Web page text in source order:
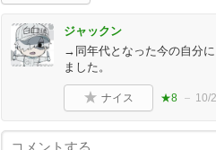
ジャックン
→同年代となった今の自分
ました。
ナイス ★8 10/